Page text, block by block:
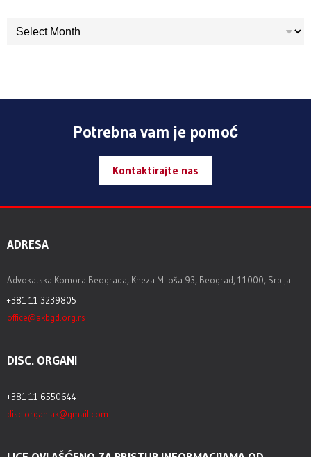
ARHIVA
Potrebna vam je pomoć
Kontaktirajte nas
ADRESA
Advokatska Komora Beograda, Kneza Miloša 93, Beograd, 11000, Srbija
+381 11 3239805
office@akbgd.org.rs
DISC. ORGANI
+381 11 6550644
disc.organiak@gmail.com